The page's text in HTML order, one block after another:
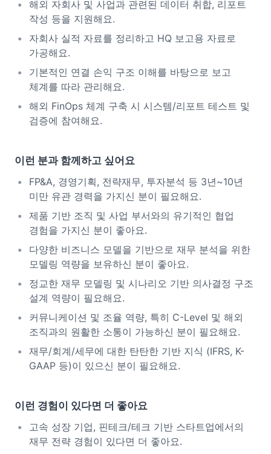
해외 자회사 및 사업과 관련된 데이터 취합, 리포트
작성 등을 지원해요.
자회사 실적 자료를 정리하고 HQ 보고용 자료로
가공해요.
기본적인 연결 손익 구조 이해를 바탕으로 보고
체계를 따라 관리해요.
해외 FinOps 체계 구축 시 시스템/리포트 테스트 및
검증에 참여해요.
이런 분과 함께하고 싶어요
FP&A, 경영기획, 전략재무, 투자분석 등 3년~10년
미만 유관 경력을 가지신 분이 필요해요.
제품 기반 조직 및 사업 부서와의 유기적인 협업
경험을 가지신 분이 좋아요.
다양한 비즈니스 모델을 기반으로 재무 분석을 위한
모델링 역량을 보유하신 분이 좋아요.
정교한 재무 모델링 및 시나리오 기반 의사결정 구조
설계 역량이 필요해요.
커뮤니케이션 및 조율 역량, 특히 C-Level 및 해외
조직과의 원활한 소통이 가능하신 분이 필요해요.
재무/회계/세무에 대한 탄탄한 기반 지식 (IFRS, K-
GAAP 등)이 있으신 분이 필요해요.
이런 경험이 있다면 더 좋아요
고속 성장 기업, 핀테크/테크 기반 스타트업에서의
재무 전략 경험이 있다면 더 좋아요.